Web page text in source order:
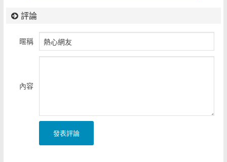
評論
暱稱
內容
發表評論